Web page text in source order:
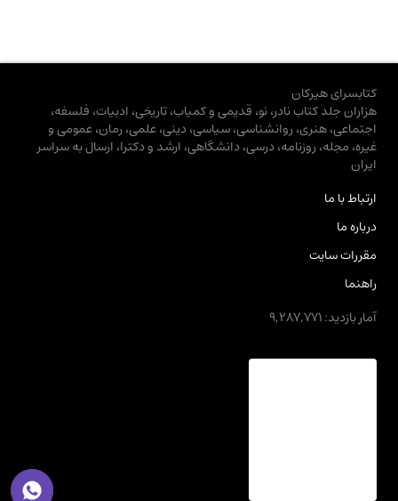
کتابسرای هیرکان
هزاران جلد کتاب نادر، نو، قدیمی و کمیاب، تاریخی، ادبیات، فلسفه،
اجتماعی، هنری، روانشناسی، سیاسی، دینی، علمی، رمان، عمومی و
غیره، مجله، روزنامه، درسی، دانشگاهی، ارشد و دکترا، ارسال به سراسر
ایران
ارتباط با ما
درباره ما
مقررات سایت
راهنما
آمار بازدید: 9,287,771